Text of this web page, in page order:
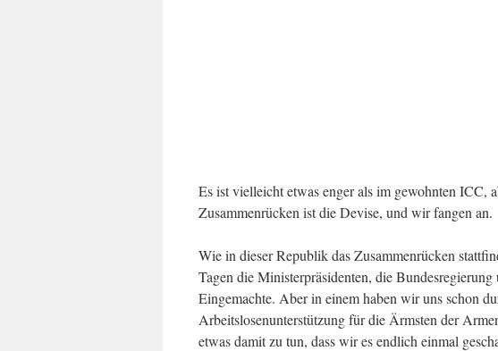
Es ist vielleicht etwas enger als im gewohnten ICC,
Zusammenrücken ist die Devise, und wir fangen an.
Wie in dieser Republik das Zusammenrücken
Tagen die Ministerpräsidenten, die
Eingemachte. Aber in einem haben wir uns schon
Arbeitslosenunterstützung für die Ärmsten der
etwas damit zu tun, dass wir es endlich einmal